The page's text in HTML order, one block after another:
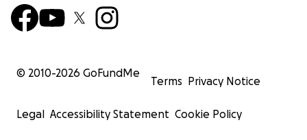
© 2010-2026 GoFundMe
Terms Privacy Notice
Legal Accessibility Statement Cookie Policy